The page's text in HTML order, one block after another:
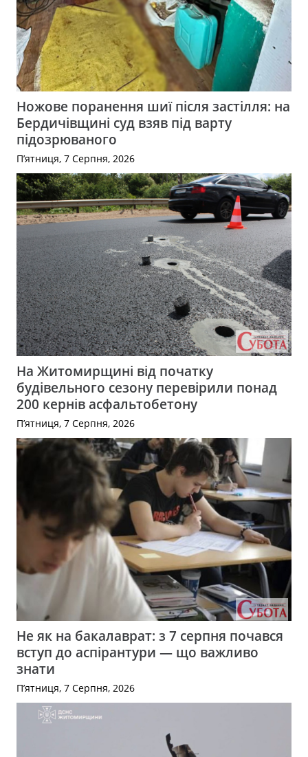
Ножове поранення шиї після застілля: на
Бердичівщині суд взяв під варту
підозрюваного
П’ятниця, 7 Серпня, 2026
На Житомирщині від початку
будівельного сезону перевірили понад
200 кернів асфальтобетону
П’ятниця, 7 Серпня, 2026
Не як на бакалаврат: з 7 серпня почався
вступ до аспірантури — що важливо
знати
П’ятниця, 7 Серпня, 2026